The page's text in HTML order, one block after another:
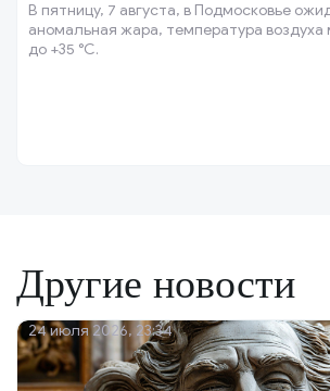
В пятницу, 7 августа, в Подмосковье
аномальная жара, температура
до +35 °C.
Другие новости
24 июля 2026, 23:34